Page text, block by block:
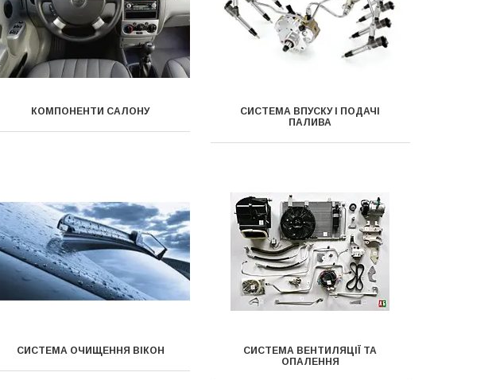
КОМПОНЕНТИ САЛОНУ
СИСТЕМА ВПУСКУ І ПОДАЧІ
ПАЛИВА
СИСТЕМА ОЧИЩЕННЯ ВІКОН
СИСТЕМА ВЕНТИЛЯЦІЇ ТА
ОПАЛЕННЯ